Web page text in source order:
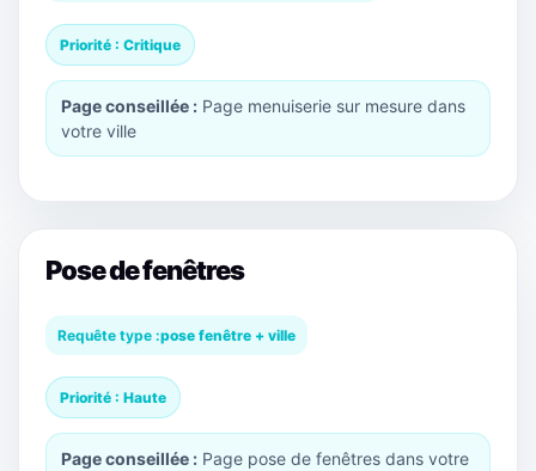
Priorité : Critique
Page conseillée : Page menuiserie sur mesure dans
votre ville
Pose de fenêtres
Requête type :pose fenêtre + ville
Priorité : Haute
Page conseillée : Page pose de fenêtres dans votre